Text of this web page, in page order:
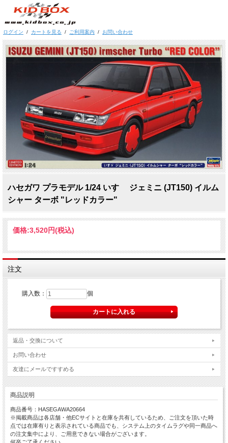
ログイン / カートを見る / ご利用案内 / お問い合わせ
ハセガワ プラモデル 1/24 いすゞ ジェミニ (JT150) イルム
シャー ターボ "レッドカラー"
価格:3,520円(税込)
注文
購入数： 個
返品・交換について
お問い合わせ
友達にメールですすめる
商品説明
商品番号：HASEGAWA20664
※掲載商品は各店舗・他ECサイトと在庫を共有しているため、ご注文を頂いた時
点では在庫有りと表示されている商品でも、システム上のタイムラグや同一商品へ
の注文集中により、ご用意できない場合がございます。